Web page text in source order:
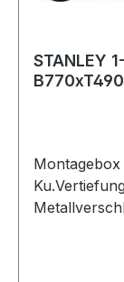
STANLEY 1-